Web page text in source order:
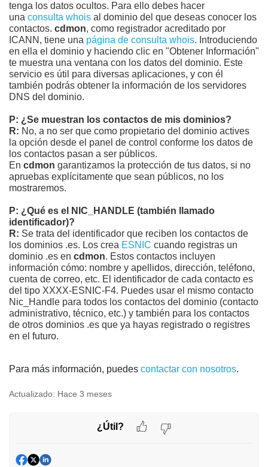
tenga los datos ocultos. Para ello debes hacer
una consulta whois al dominio del que deseas conocer los
contactos. cdmon, como registrador acreditado por
ICANN, tiene una página de consulta whois. Introduciendo
en ella el dominio y haciendo clic en "Obtener Información"
te muestra una ventana con los datos del dominio. Este
servicio es útil para diversas aplicaciones, y con él
también podrás obtener la información de los servidores
DNS del dominio.
P: ¿Se muestran los contactos de mis dominios?
R: No, a no ser que como propietario del dominio actives
la opción desde el panel de control conforme los datos de
los contactos pasan a ser públicos.
En cdmon garantizamos la protección de tus datos, si no
apruebas explícitamente que sean públicos, no los
mostraremos.
P: ¿Qué es el NIC_HANDLE (también llamado
identificador)?
R: Se trata del identificador que reciben los contactos de
los dominios .es. Los crea ESNIC cuando registras un
dominio .es en cdmon. Estos contactos incluyen
información cómo: nombre y apellidos, dirección, teléfono,
cuenta de correo, etc. El identificador de cada contacto es
del tipo XXXX-ESNIC-F4. Puedes usar el mismo contacto
Nic_Handle para todos los contactos del dominio (contacto
administrativo, técnico, etc.) y también para los contactos
de otros dominios .es que ya hayas registrado o registres
en el futuro.
Para más información, puedes contactar con nosotros.
Actualizado: Hace 3 meses
¿Útil?